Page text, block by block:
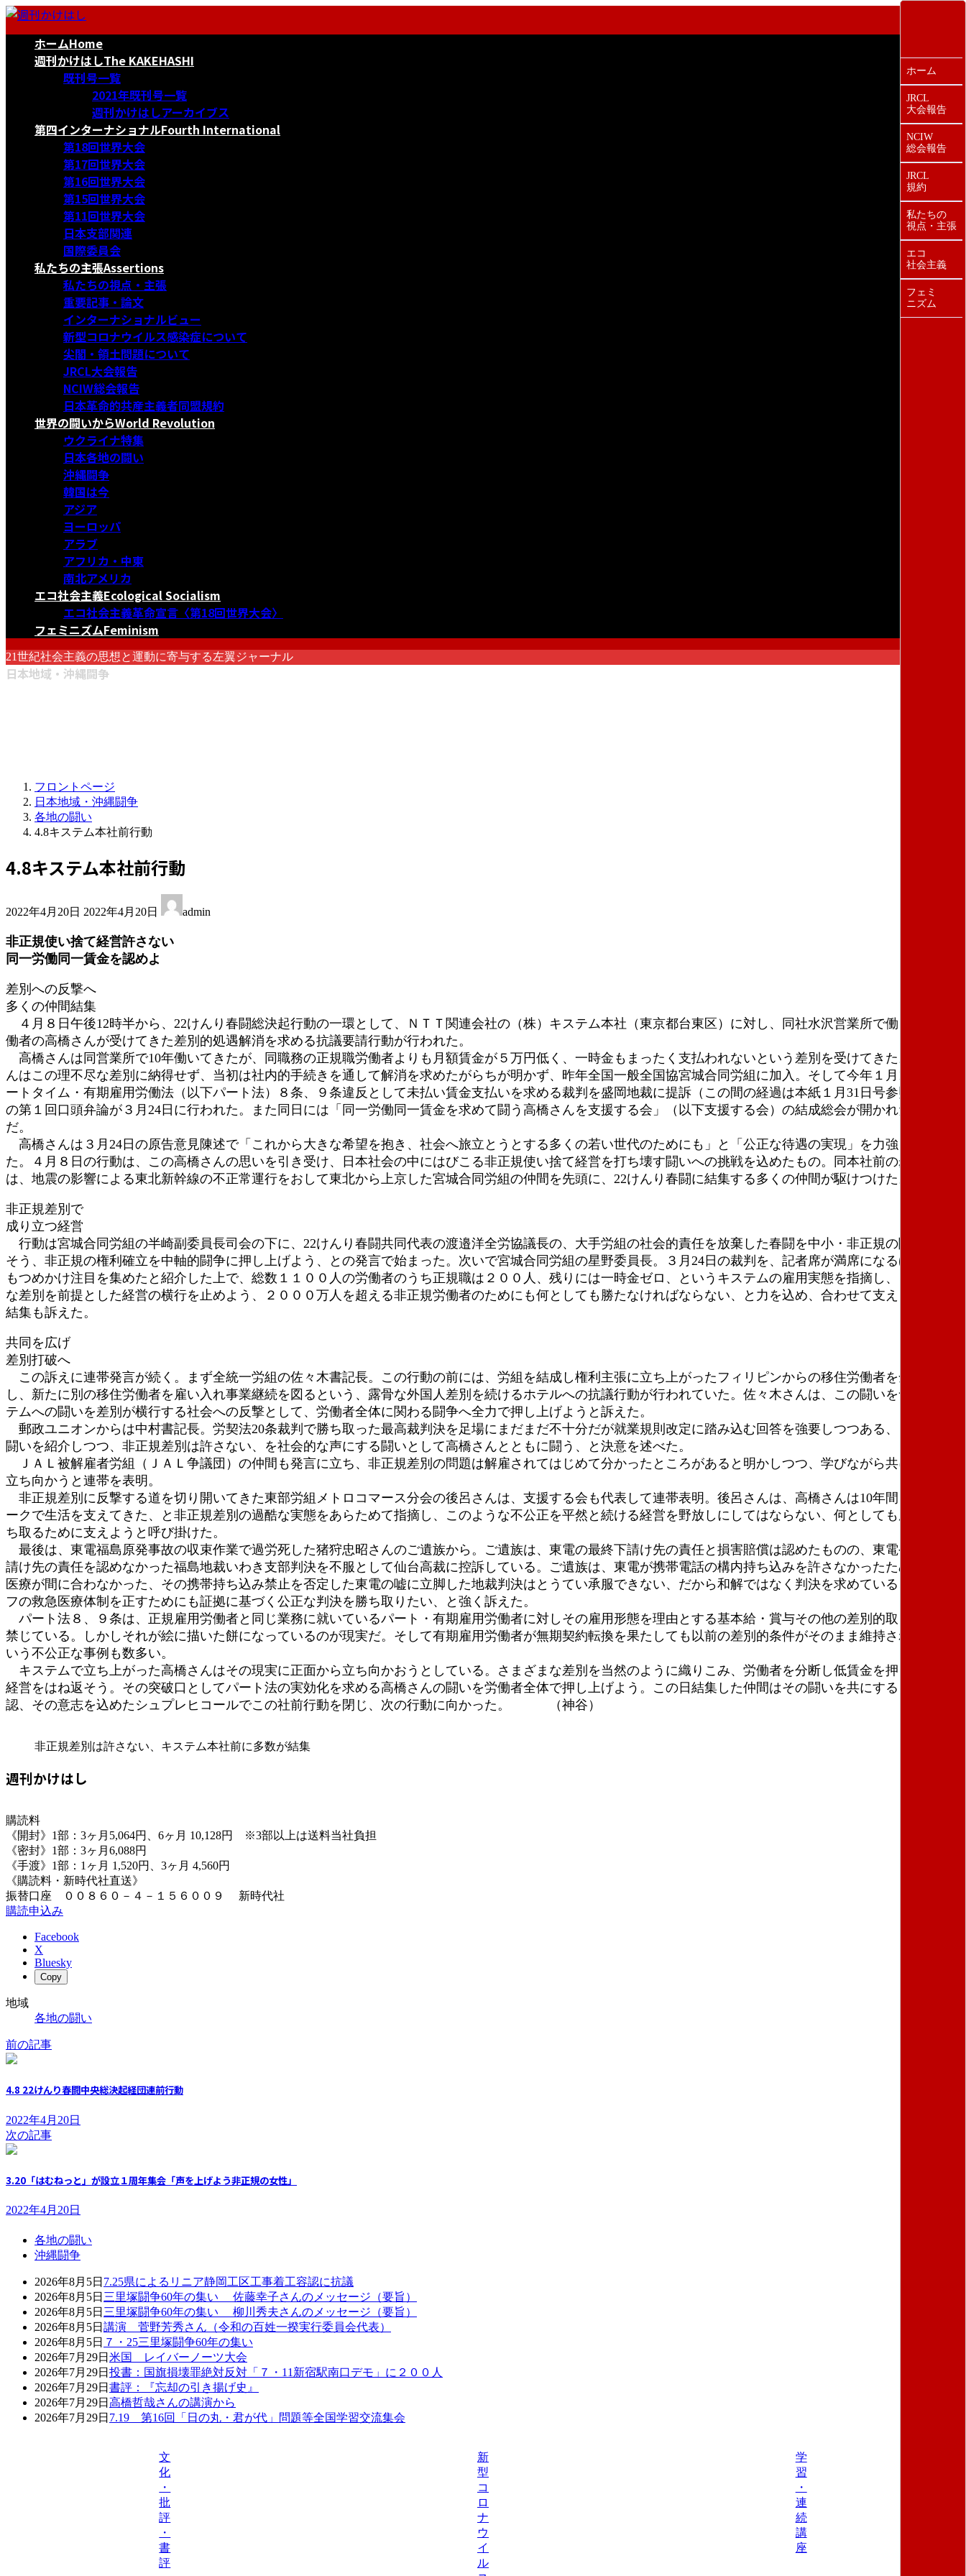
コ
ナ
ホームHome
週刊かけはしThe KAKEHASHI
既刊号一覧
2021年既刊号一覧
週刊かけはしアーカイブス
第四インターナショナルFourth International
第18回世界大会
第17回世界大会
第16回世界大会
第15回世界大会
第11回世界大会
日本支部関連
国際委員会
私たちの主張Assertions
私たちの視点・主張
重要記事・論文
インターナショナルビュー
新型コロナウイルス感染症について
尖閣・領土問題について
JRCL大会報告
NCIW総会報告
日本革命的共産主義者同盟規約
世界の闘いからWorld Revolution
ウクライナ特集
日本各地の闘い
沖縄闘争
韓国は今
アジア
ヨーロッパ
アラブ
アフリカ・中東
南北アメリカ
エコ社会主義Ecological Socialism
エコ社会主義革命宣言〈第18回世界大会〉
フェミニズムFeminism
21世紀社会主義の思想と運動に寄与する左翼ジャーナル
日本地域・沖縄闘争
フロントページ
日本地域・沖縄闘争
各地の闘い
4.8キステム本社前行動
4.8キステム本社前行動
2022年4月20日 終
新
日
:
2022年4月20日 admin
非正規使い捨て経営許さない
同一労働同一賃金を認めよ
差別への反撃へ
多くの仲間結集
４月８日午後12時半から、22けんり春闘総決起行動の一環として、ＮＴＴ関連会社の（株）キステム本社（東京都台東区）に対し、同社水沢営業所で働く契約労
働者の高橋さんが受けてきた差別的処遇解消を求める抗議要請行動が行われた。
高橋さんは同営業所で10年働いてきたが、同職務の正規職労働者よりも月額賃金が５万円低く、一時金もまったく支払われないという差別を受けてきた。高橋さ
んはこの理不尽な差別に納得せず、当初は社内的手続きを通して解消を求めたがらちが明かず、昨年全国一般全国協宮城合同労組に加入。そして今年１月12日、パ
ートタイム・有期雇用労働法（以下パート法）８条、９条違反として未払い賃金支払いを求める裁判を盛岡地裁に提訴（この間の経過は本紙１月31日号参照）、そ
の第１回口頭弁論が３月24日に行われた。また同日には「同一労働同一賃金を求めて闘う高橋さんを支援する会」（以下支援する会）の結成総会が開かれたばかり
だ。
高橋さんは３月24日の原告意見陳述で「これから大きな希望を抱き、社会へ旅立とうとする多くの若い世代のためにも」と「公正な待遇の実現」を力強く訴え
た。４月８日の行動は、この高橋さんの思いを引き受け、日本社会の中にはびこる非正規使い捨て経営を打ち壊す闘いへの挑戦を込めたもの。同本社前の歩道に
は、地震の影響による東北新幹線の不正常運行をおして東北から上京した宮城合同労組の仲間を先頭に、22けんり春闘に結集する多くの仲間が駆けつけた。
非正規差別で
成り立つ経営
行動は宮城合同労組の半崎副委員長司会の下に、22けんり春闘共同代表の渡邉洋全労協議長の、大手労組の社会的責任を放棄した春闘を中小・非正規の闘いで覆
そう、非正規の権利確立を中軸的闘争に押し上げよう、との発言で始まった。次いで宮城合同労組の星野委員長。３月24日の裁判を、記者席が満席になるほど報道
もつめかけ注目を集めたと紹介した上で、総数１１００人の労働者のうち正規職は２００人、残りには一時金ゼロ、というキステムの雇用実態を指摘し、このよう
な差別を前提とした経営の横行を止めよう、２０００万人を超える非正規労働者のためにも何としても勝たなければならない、と力を込め、合わせて支える会への
結集も訴えた。
共同を広げ
差別打破へ
この訴えに連帯発言が続く。まず全統一労組の佐々木書記長。この行動の前には、労組を結成し権利主張に立ち上がったフィリピンからの移住労働者を全員解雇
し、新たに別の移住労働者を雇い入れ事業継続を図るという、露骨な外国人差別を続けるホテルへの抗議行動が行われていた。佐々木さんは、この闘いを含めキス
テムへの闘いを差別が横行する社会への反撃として、労働者全体に関わる闘争へ全力で押し上げようと訴えた。
郵政ユニオンからは中村書記長。労契法20条裁判で勝ち取った最高裁判決を足場にまだまだ不十分だが就業規則改定に踏み込む回答を強要しつつある、と自らの
闘いを紹介しつつ、非正規差別は許さない、を社会的な声にする闘いとして高橋さんとともに闘う、と決意を述べた。
ＪＡＬ被解雇者労組（ＪＡＬ争議団）の仲間も発言に立ち、非正規差別の問題は解雇されてはじめて分かったところがあると明かしつつ、学びながら共に差別に
立ち向かうと連帯を表明。
非正規差別に反撃する道を切り開いてきた東部労組メトロコマース分会の後呂さんは、支援する会も代表して連帯表明。後呂さんは、高橋さんは10年間ダブルワ
ークで生活を支えてきた、と非正規差別の過酷な実態をあらためて指摘し、このような不公正を平然と続ける経営を野放しにしてはならない、何としても勝利を勝
ち取るために支えようと呼び掛けた。
最後は、東電福島原発事故の収束作業で過労死した猪狩忠昭さんのご遺族から。ご遺族は、東電の最終下請け先の責任と損害賠償は認めたものの、東電や一時下
請け先の責任を認めなかった福島地裁いわき支部判決を不服として仙台高裁に控訴している。ご遺族は、東電が携帯電話の構内持ち込みを許さなかったために救急
医療が間に合わなかった、その携帯持ち込み禁止を否定した東電の嘘に立脚した地裁判決はとうてい承服できない、だから和解ではなく判決を求めている、イチエ
フの救急医療体制を正すためにも証拠に基づく公正な判決を勝ち取りたい、と強く訴えた。
パート法８、９条は、正規雇用労働者と同じ業務に就いているパート・有期雇用労働者に対しその雇用形態を理由とする基本給・賞与その他の差別的取り扱いを
禁じている。しかしそれが絵に描いた餅になっているのが現実だ。そして有期雇用労働者が無期契約転換を果たしても以前の差別的条件がそのまま維持される、と
いう不公正な事例も数多い。
キステムで立ち上がった高橋さんはその現実に正面から立ち向かおうとしている。さまざまな差別を当然のように織りこみ、労働者を分断し低賃金を押しつける
経営をはね返そう。その突破口としてパート法の実効化を求める高橋さんの闘いを労働者全体で押し上げよう。この日結集した仲間はその闘いを共にすることを確
認、その意志を込めたシュプレヒコールでこの社前行動を閉じ、次の行動に向かった。 （神谷）
非正規差別は許さない、キステム本社前に多数が結集
週刊かけはし
購読料
《開封》1部：3ヶ月5,064円、6ヶ月 10,128円 ※3部以上は送料当社負担
《密封》1部：3ヶ月6,088円
《手渡》1部：1ヶ月 1,520円、3ヶ月 4,560円
《購読料・新時代社直送》
振替口座 ００８６０－４－１５６００９ 新時代社
購読申込み
Facebook
X
Bluesky
Copy
地域
各地の闘い
前の記事
4.8 22けんり春闘中央総決起経団連前行動
2022年4月20日
次の記事
3.20「はむねっと」が設立１周年集会「声を上げよう非正規の女性」
2022年4月20日
各地の闘い
沖縄闘争
2026年8月5日 7.25県によるリニア静岡工区工事着工容認に抗議
2026年8月5日 三里塚闘争60年の集い 佐藤幸子さんのメッセージ（要旨）
2026年8月5日 三里塚闘争60年の集い 柳川秀夫さんのメッセージ（要旨）
2026年8月5日 講演 菅野芳秀さん（令和の百姓一揆実行委員会代表）
2026年8月5日 ７・25三里塚闘争60年の集い
2026年7月29日 米国 レイバーノーツ大会
2026年7月29日 投書：国旗損壊罪絶対反対「７・11新宿駅南口デモ」に２００人
2026年7月29日 書評：『忘却の引き揚げ史』
2026年7月29日 高橋哲哉さんの講演から
2026年7月29日 7.19 第16回「日の丸・君が代」問題等全国学習交流集会
文
化
・
批
評
・
書
評
新
型
コ
ロ
ナ
ウ
イ
ル
学
習
・
連
続
講
座
ホーム
JRCL
大会報告
NCIW
総会報告
JRCL
規約
私たちの
視点・主張
エコ
社会主義
フェミ
ニズム